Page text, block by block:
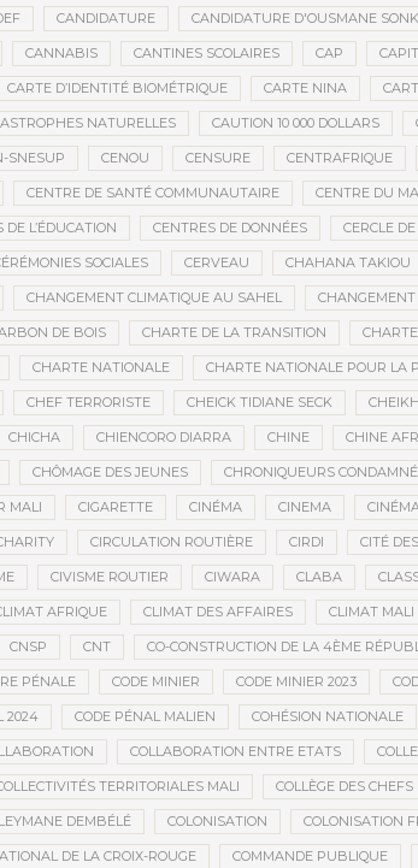
CANDIDATURE CANDIDATURE D'OUSMANE
CANNABIS CANTINES SCOLAIRES CAP
CARTE D’IDENTITÉ BIOMÉTRIQUE CARTE NINA
NATURELLES CAUTION 10 000 DOLLARS
SNESUP CENOU CENSURE CENTRAFRIQUE
CENTRE DE SANTÉ COMMUNAUTAIRE CENTRE DU
L’ÉDUCATION CENTRES DE DONNÉES CERCLE
SOCIALES CERVEAU CHAHANA TAKIOU
CHANGEMENT CLIMATIQUE AU SAHEL
DE BOIS CHARTE DE LA TRANSITION
CHARTE NATIONALE CHARTE NATIONALE POUR LA
CHEF TERRORISTE CHEICK TIDIANE SECK
CHICHA CHIENCORO DIARRA CHINE CHINE
CHÔMAGE DES JEUNES CHRONIQUEURS
MALI CIGARETTE CINÉMA CINEMA
CIRCULATION ROUTIÈRE CIRDI CITÉ
CIVISME ROUTIER CIWARA CLABA
AFRIQUE CLIMAT DES AFFAIRES CLIMAT MALI
CNSP CNT CO-CONSTRUCTION DE LA 4ÈME
PÉNALE CODE MINIER CODE MINIER 2023
2024 CODE PÉNAL MALIEN COHÉSION NATIONALE
COLLABORATION ENTRE ETATS
TERRITORIALES MALI COLLÈGE DES CHEFS
DEMBÉLÉ COLONISATION COLONISATION
DE LA CROIX-ROUGE COMMANDE PUBLIQUE